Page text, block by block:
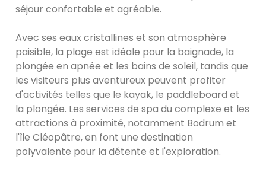
séjour confortable et agréable.
Avec ses eaux cristallines et son atmosphère
paisible, la plage est idéale pour la baignade, la
plongée en apnée et les bains de soleil, tandis que
les visiteurs plus aventureux peuvent profiter
d'activités telles que le kayak, le paddleboard et
la plongée. Les services de spa du complexe et les
attractions à proximité, notamment Bodrum et
l'île Cléopâtre, en font une destination
polyvalente pour la détente et l'exploration.